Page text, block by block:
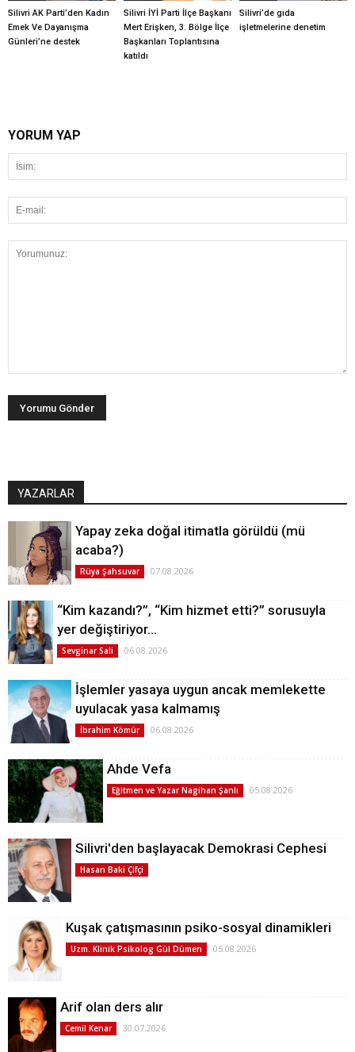
Silivri AK Parti’den Kadın
Emek Ve Dayanışma
Günleri’ne destek
Silivri İYİ Parti İlçe Başkanı
Mert Erişken, 3. Bölge İlçe
Başkanları Toplantısına
katıldı
Silivri’de gıda
işletmelerine denetim
YORUM YAP
YAZARLAR
Yapay zeka doğal itimatla görüldü (mü
acaba?)
Rüya Şahsuvar 07.08.2026
“Kim kazandı?”, “Kim hizmet etti?” sorusuyla
yer değiştiriyor…
Sevginar Sali 06.08.2026
İşlemler yasaya uygun ancak memlekette
uyulacak yasa kalmamış
İbrahim Kömür 06.08.2026
Ahde Vefa
Eğitmen ve Yazar Nagihan Şanlı 05.08.2026
Silivri'den başlayacak Demokrasi Cephesi
Hasan Baki Çifçi
Kuşak çatışmasının psiko-sosyal dinamikleri
Uzm. Klinik Psikolog Gül Dümen 05.08.2026
Arif olan ders alır
Cemil Kenar 30.07.2026